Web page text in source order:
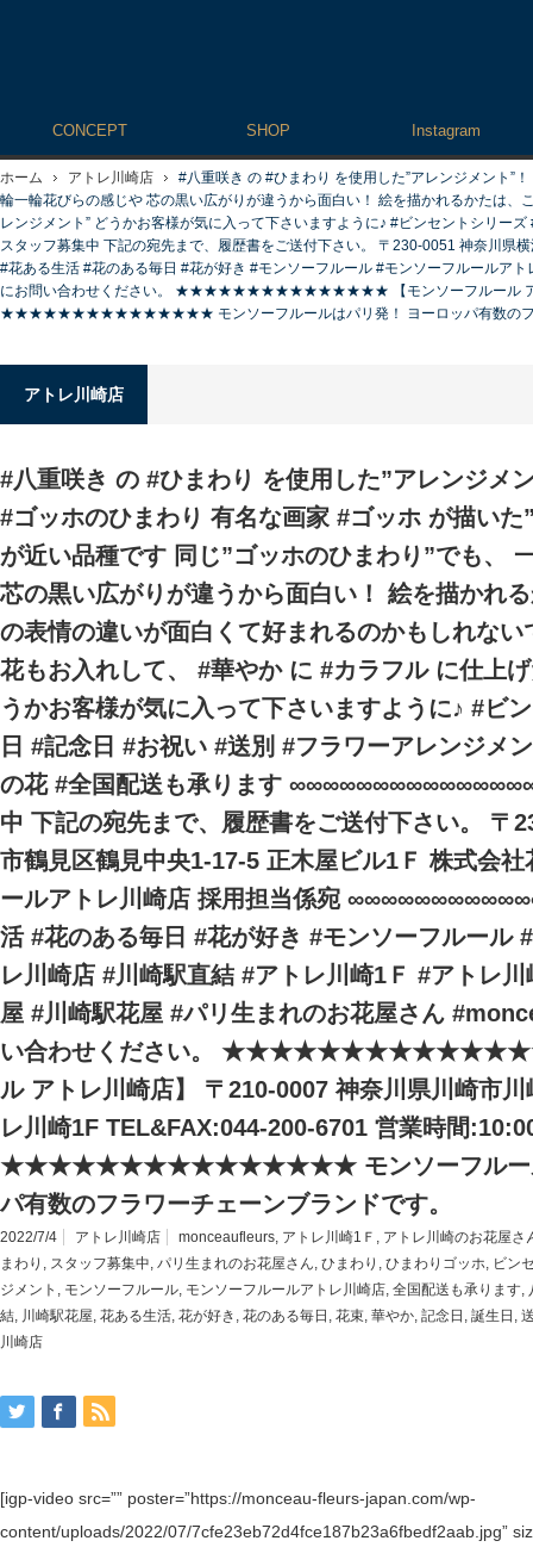
CONCEPT SHOP Instagram
ホーム アトレ川崎店
#八重咲き の #ひまわり を使用した”アレンジメント”
輪一輪花びらの感じや 芯の黒い広がりが違うから面白い！ 絵を描かれるかたは
レンジメント” どうかお客様が気に入って下さいますように♪ #ビンセントシ
スタッフ募集中 下記の宛先まで、履歴書をご送付下さい。 〒230-0051 神奈
#花ある生活 #花のある毎日 #花が好き #モンソーフルール #モンソーフルールア
にお問い合わせください。 ★★★★★★★★★★★★★★★ 【モンソーフルール アトレ
★★★★★★★★★★★★★★★ モンソーフルールはパリ発！ ヨーロッパ有数のフラ
アトレ川崎店
#八重咲き の #ひまわり を使用した”アレンジメ
#ゴッホのひまわり 有名な画家 #ゴッホ が描いた
が近い品種です 同じ”ゴッホのひまわり”でも、
芯の黒い広がりが違うから面白い！ 絵を描かれ
の表情の違いが面白くて好まれるのかもしれな
花もお入れして、 #華やか に #カラフル に仕上
うかお客様が気に入って下さいますように♪ #ビ
日 #記念日 #お祝い #送別 #フラワーアレンジメ
の花 #全国配送も承ります
中 下記の宛先まで、履歴書をご送付下さい。 〒
市鶴見区鶴見中央1-17-5 正木屋ビル1Ｆ 株式会
ールアトレ川崎店 採用担当係宛
活 #花のある毎日 #花が好き #モンソーフルール
レ川崎店 #川崎駅直結 #アトレ川崎1Ｆ #アトレ
屋 #川崎駅花屋 #パリ生まれのお花屋さん
い合わせください。
ル アトレ川崎店】 〒210-0007 神奈川県川崎市
レ川崎1F TEL&FAX:044-200-6701 営業時間
★★★★★★★★★★★★★★★ モンソーフルール
パ有数のフラワーチェーンブランドです。
2022/7/4 アトレ川崎店 monceaufleurs, アトレ川崎1Ｆ , アトレ川崎のお花屋さ
まわり , スタッフ募集中, パリ生まれのお花屋さん, ひまわり , ひまわりゴッホ, ビン
ジメント , モンソーフルール, モンソーフルールアトレ川崎店, 全国配送も承ります,
結, 川崎駅花屋, 花ある生活, 花が好き , 花のある毎日 , 花束, 華やか, 記念日 , 誕生日 ,
川崎店
[igp-video src=”” poster=”https://monceau-fleurs-japan.com/wp-
content/uploads/2022/07/7cfe23eb72d4fce187b23a6fbedf2aab.jpg”